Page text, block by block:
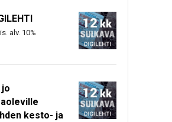
alv. 10%
jo
kesto- ja